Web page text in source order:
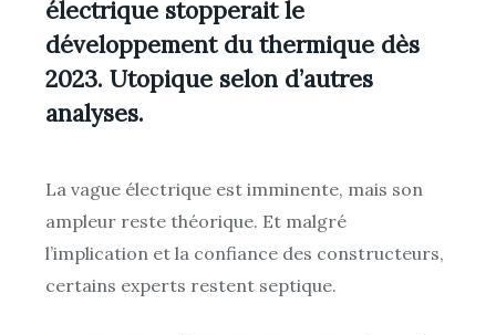
électrique stopperait le
développement du thermique dès
2023. Utopique selon d’autres
analyses.
La vague électrique est imminente, mais son
ampleur reste théorique. Et malgré
l’implication et la confiance des constructeurs,
certains experts restent septique.